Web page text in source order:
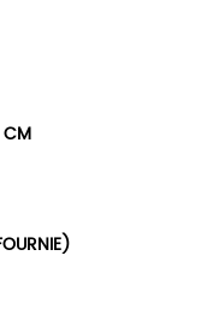
CM